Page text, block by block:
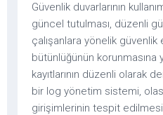
Güvenlik duvarlarının
güncel tutulması, düzenli
çalışanlara yönelik güvenlik
bütünlüğünün korunmasına
kayıtlarının düzenli olarak
bir log yönetim sistemi,
girişimlerinin tespit